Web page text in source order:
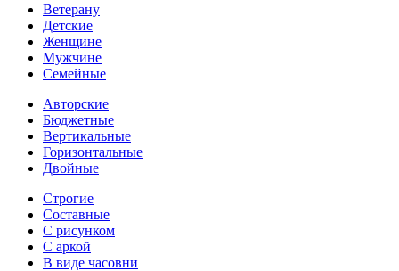
Ветерану
Детские
Женщине
Мужчине
Семейные
Авторские
Бюджетные
Вертикальные
Горизонтальные
Двойные
Строгие
Составные
С рисунком
С аркой
В виде часовни